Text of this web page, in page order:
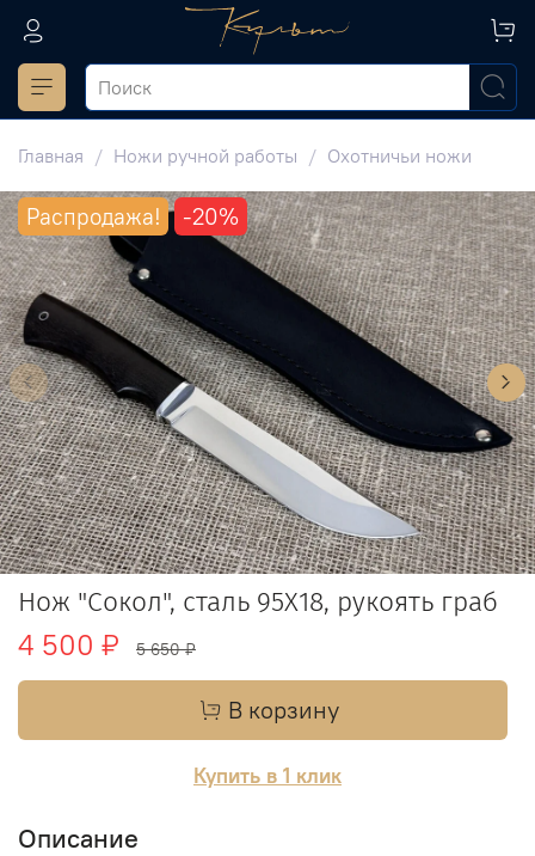
Главная Ножи ручной работы Охотничьи ножи
Распродажа! -20%
Нож "Сокол", сталь 95Х18, рукоять граб
4 500 ₽ 5 650 ₽
В корзину
Купить в 1 клик
Описание